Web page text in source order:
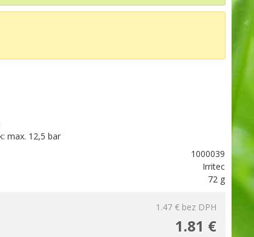
max. 12,5 bar
1000039
Irritec
72 g
1.47 € bez DPH
1.81 €